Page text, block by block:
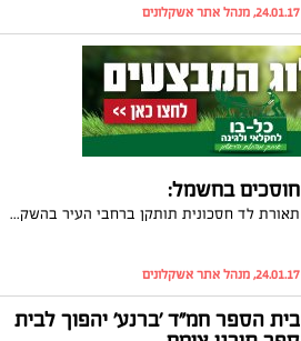
24.01.17, מנהל אתר אשקלונים
חוסכים בחשמל:
תאורת לד חסכונית תותקן ברחבי העיר בהשקעה של 22 מיליון שקלים: פנסים בטכנולוגית לד יוצבו במספר רחובות בשכונת 'שמשון', בהם: רחוב 'אפרים צור', רחוב 'אליעזר מילרוד' וברחבי שכונת 'נווה ים'. בהמשך יבוצע הפרוייקט בכלל הצירים הראשיים ברחבי העיר
24.01.17, מנהל אתר אשקלונים
בית הספר חמ"ד 'ברנע' יהפוך לבית